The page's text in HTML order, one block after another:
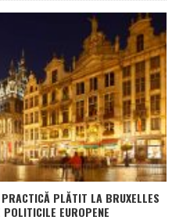
PLĂTIT LA BRUXELLES
EUROPENE